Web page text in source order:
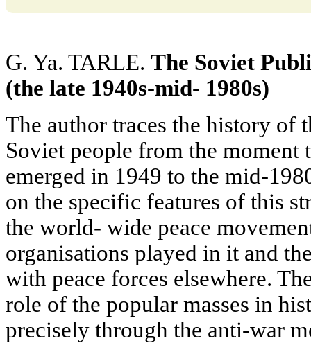
G. Ya. TARLE. The Soviet
(the late 1940s-mid- 1980s)
The author traces the history of
Soviet people from the moment
emerged in 1949 to the mid-
on the specific features of this
the world- wide peace
organisations played in it and
with peace forces elsewhere.
role of the popular masses in
precisely through the anti-war